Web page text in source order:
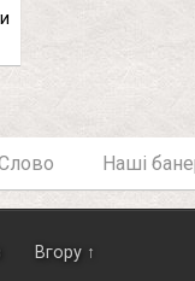
Наші
Вгору ↑